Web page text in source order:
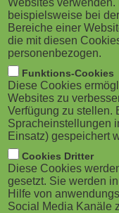
M
o
b
i
l
e
)
g
a
o
n
Bereichs
tätige
sozialen
rund 630.000
KMUs unterstützt,
investiert und
Hochschulen und
Ländern
mit Santander
Websites
beispielsweise bei
Bereiche einer
die mit diesen
personenbezogen.
Funktions-Cookies
Diese Cookies
Websites zu
Verfügung zu stellen.
Spracheinstellungen
Einsatz) gespeichert
Cookies Dritter
Diese Cookies
gesetzt. Sie werden
Hilfe von
Social Media Kanäle